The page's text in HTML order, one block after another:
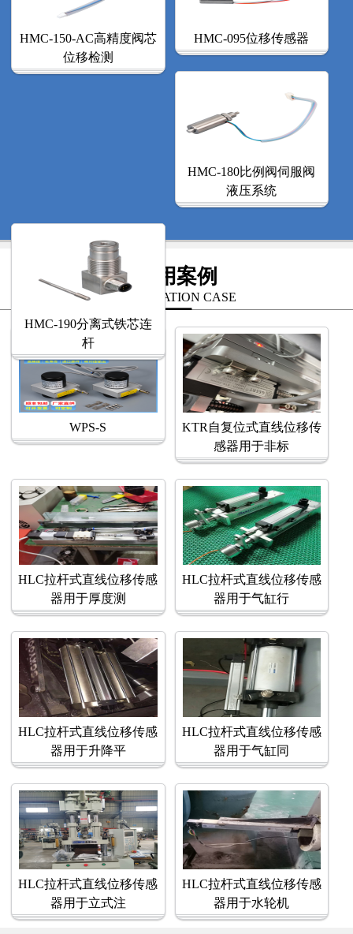
HMC-150-AC高精度阀芯
位移检测
HMC-095位移传感器
HMC-180比例阀伺服阀
液压系统
HMC-190分离式铁芯连
杆
应用案例
APPLICATION CASE
WPS-S
KTR自复位式直线位移传
感器用于非标
HLC拉杆式直线位移传感
器用于厚度测
HLC拉杆式直线位移传感
器用于气缸行
HLC拉杆式直线位移传感
器用于升降平
HLC拉杆式直线位移传感
器用于气缸同
HLC拉杆式直线位移传感
器用于立式注
HLC拉杆式直线位移传感
器用于水轮机